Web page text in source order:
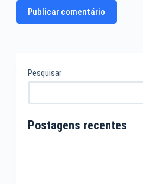
Publicar comentário
Pesquisar
Postagens recentes